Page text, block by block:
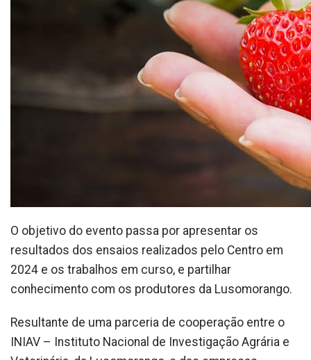
O objetivo do evento passa por apresentar os
resultados dos ensaios realizados pelo Centro em
2024 e os trabalhos em curso, e partilhar
conhecimento com os produtores da Lusomorango.
Resultante de uma parceria de cooperação entre o
INIAV – Instituto Nacional de Investigação Agrária e